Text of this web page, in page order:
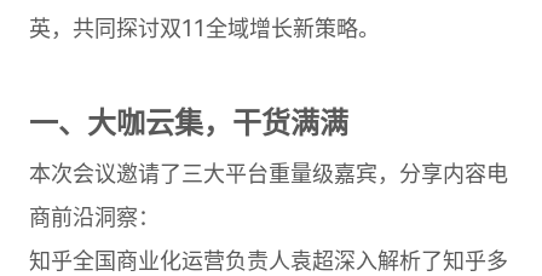
英，共同探讨双11全域增长新策略。
一、大咖云集，干货满满
本次会议邀请了三大平台重量级嘉宾，分享内容电
商前沿洞察：
知乎全国商业化运营负责人袁超深入解析了知乎多